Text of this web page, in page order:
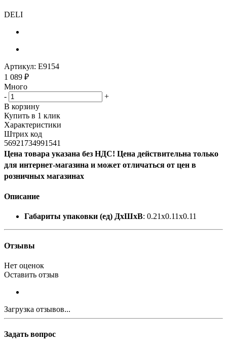
DELI
Артикул: E9154
1 089 ₽
Много
-
+
В корзину
Купить в 1 клик
Характеристики
Штрих код
56921734991541
Цена товара указана без НДС! Цена действительна только
для интернет-магазина и может отличаться от цен в
розничных магазинах
Описание
Габариты упаковки (ед) ДхШхВ: 0.21x0.11x0.11
Отзывы
Нет оценок
Оставить отзыв
Загрузка отзывов...
Задать вопрос